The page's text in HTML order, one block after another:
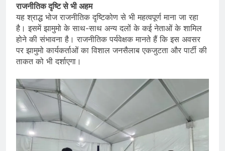
राजनीतिक दृष्टि से भी अहम
यह श्राद्ध भोज राजनीतिक दृष्टिकोण से भी महत्वपूर्ण माना जा रहा
है। इसमें झामुमो के साथ-साथ अन्य दलों के कई नेताओं के शामिल
होने की संभावना है। राजनीतिक पर्यवेक्षक मानते हैं कि इस अवसर
पर झामुमो कार्यकर्ताओं का विशाल जनसैलाब एकजुटता और पार्टी की
ताकत को भी दर्शाएगा।